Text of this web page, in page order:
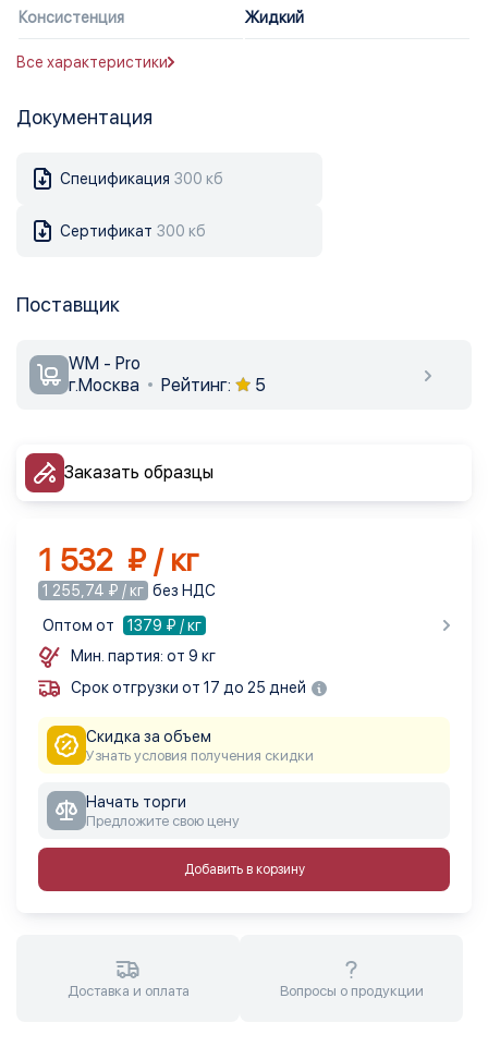
Консистенция Жидкий
Все характеристики
Документация
Спецификация 300 кб
Сертификат 300 кб
Поставщик
WM - Pro
г.Москва
Рейтинг: 5
Заказать образцы
1 532 ₽ / кг
1 255,74 ₽ / кг без НДС
Оптом от
1379 ₽ / кг
Мин. партия: от 9 кг
Срок отгрузки от 17 до 25 дней
Скидка за объем
Узнать условия получения скидки
Начать торги
Предложите свою цену
Добавить в корзину
Доставка и оплата Вопросы о продукции